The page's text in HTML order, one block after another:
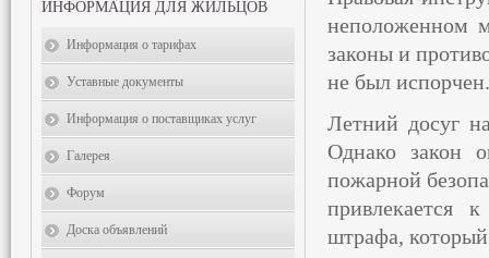
неположенном
законы и
не был испорчен.
Летний досуг
Однако закон
пожарной
привлекается
штрафа,
ИНФОРМАЦИЯ ДЛЯ ЖИЛЬЦОВ
Информация о тарифах
Уставные документы
Информация о поставщиках услуг
Галерея
Форум
Доска объявлений